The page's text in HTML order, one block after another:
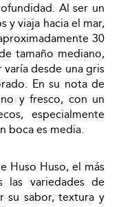
Al ser un
y viaja hacia el mar,
30
tamaño mediano,
desde una gris
En su nota de
y fresco, con un
especialmente
boca es media.
Huso Huso, el más
las variedades de
su sabor, textura y